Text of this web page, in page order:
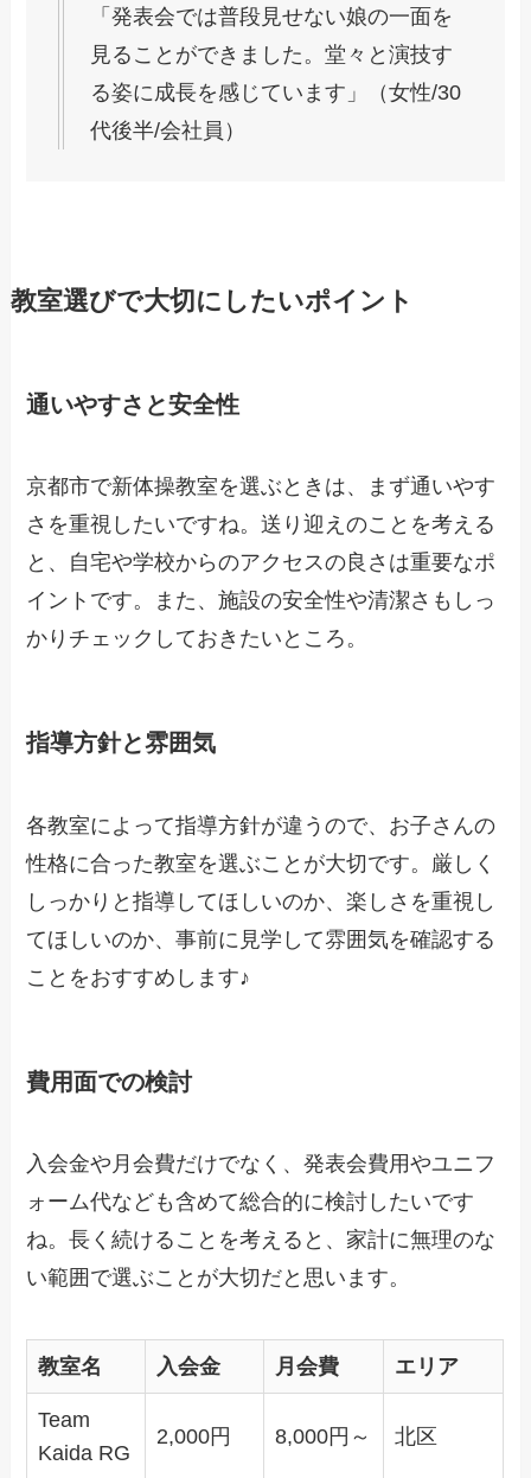
「発表会では普段見せない娘の一面を
見ることができました。堂々と演技す
る姿に成長を感じています」（女性/30
代後半/会社員）
教室選びで大切にしたいポイント
通いやすさと安全性
京都市で新体操教室を選ぶときは、まず通いやす
さを重視したいですね。送り迎えのことを考える
と、自宅や学校からのアクセスの良さは重要なポ
イントです。また、施設の安全性や清潔さもしっ
かりチェックしておきたいところ。
指導方針と雰囲気
各教室によって指導方針が違うので、お子さんの
性格に合った教室を選ぶことが大切です。厳しく
しっかりと指導してほしいのか、楽しさを重視し
てほしいのか、事前に見学して雰囲気を確認する
ことをおすすめします♪
費用面での検討
入会金や月会費だけでなく、発表会費用やユニフ
ォーム代なども含めて総合的に検討したいです
ね。長く続けることを考えると、家計に無理のな
い範囲で選ぶことが大切だと思います。
教室名 入会金 月会費 エリア
Team
Kaida RG
2,000円 8,000円～ 北区